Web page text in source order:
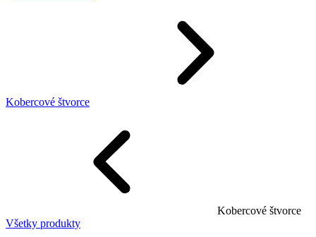
Kobercové štvorce
Kobercové štvorce
Všetky produkty